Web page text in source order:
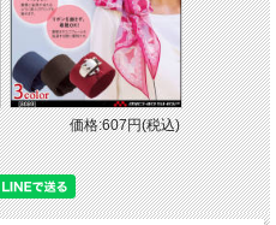
価格:607円(税込)